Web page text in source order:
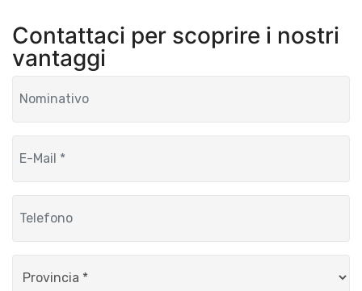
Contattaci per scoprire i nostri
vantaggi